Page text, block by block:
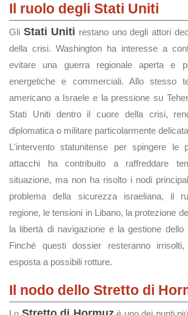
Il ruolo degli Stati Uniti
Gli Stati Uniti restano uno degli attori
della crisi. Washington ha interesse a
evitare una guerra regionale aperta e
energetiche e commerciali. Allo stesso
americano a Israele e la pressione su
Stati Uniti dentro il cuore della crisi,
diplomatica o militare particolarmente
L'intervento statunitense per spingere le
attacchi ha contribuito a raffreddare
situazione, ma non ha risolto i nodi
problema della sicurezza israeliana, il
regione, le tensioni in Libano, la protezione
la libertà di navigazione e la gestione dello
Finché questi dossier resteranno
esposta a possibili rotture.
Il nodo dello Stretto di